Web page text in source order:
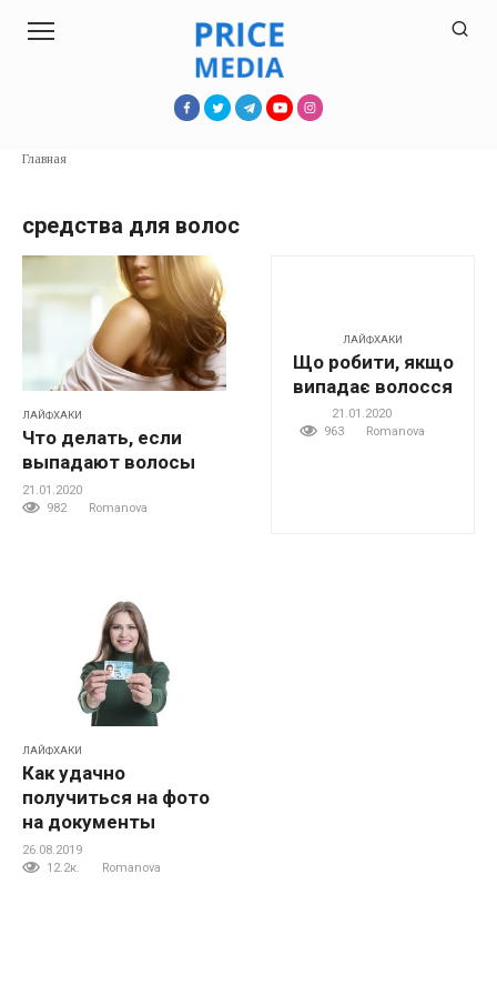
Главная
средства для волос
ЛАЙФХАКИ
Что делать, если
выпадают волосы
21.01.2020
982
Romanova
ЛАЙФХАКИ
Що робити, якщо
випадає волосся
21.01.2020
963
Romanova
ЛАЙФХАКИ
Как удачно
получиться на фото
на документы
26.08.2019
12.2к.
Romanova